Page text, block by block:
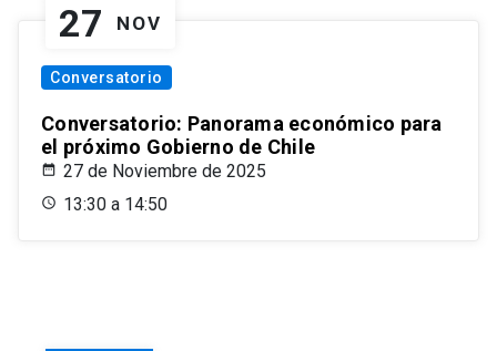
27 NOV
Conversatorio
Conversatorio: Panorama económico para
el próximo Gobierno de Chile
27 de Noviembre de 2025
13:30 a 14:50